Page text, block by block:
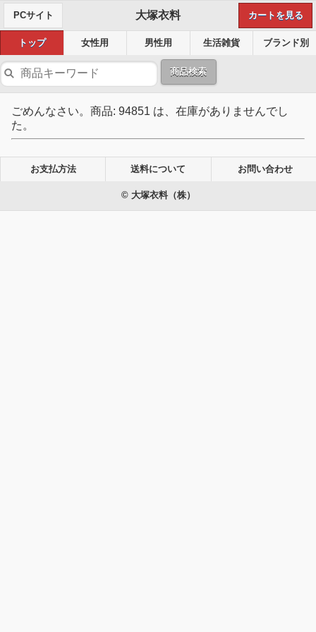
PCサイト 大塚衣料 カートを見る
トップ 女性用 男性用 生活雑貨 ブランド別
商品検索
ごめんなさい。商品: 94851 は、在庫がありませんでし
た。
お支払方法 送料について お問い合わせ
© 大塚衣料（株）